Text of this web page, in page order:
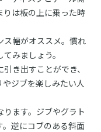
は板の上に乗った時
ス幅がオススメ。慣れ
みましょう。
き出すことができ、
ジブを楽しみたい人
ます。ジブやグラト
逆にコブのある斜面